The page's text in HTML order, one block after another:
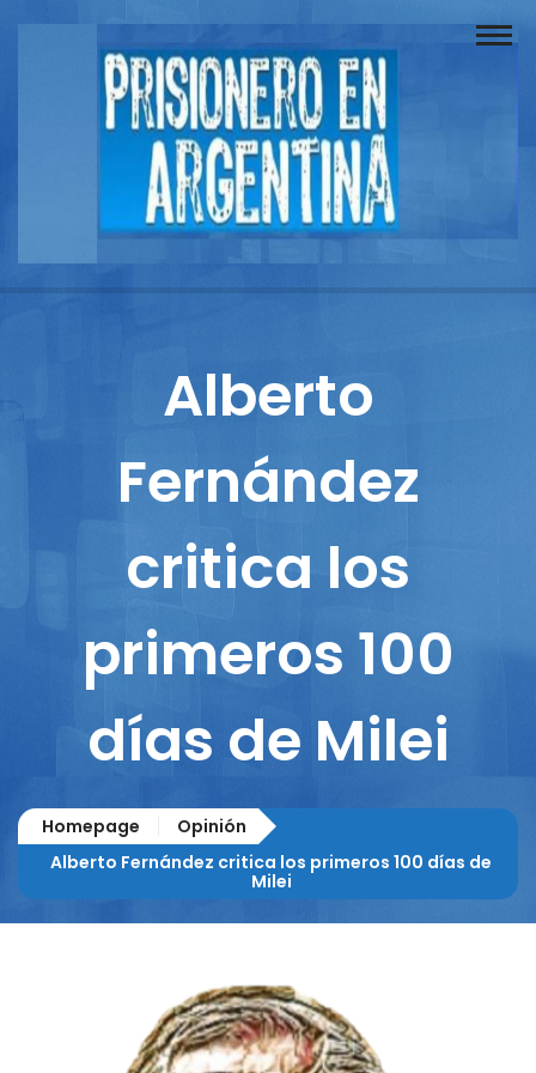
Buscador
Documentos
Columnistas
Alberto
Fernández
critica los
primeros 100
días de Milei
Homepage
Opinión
Alberto Fernández critica los primeros 100 días de
Milei